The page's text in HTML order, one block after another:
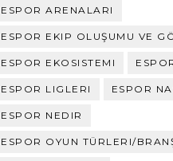
ESPOR ARENALARI
ESPOR EKIP OLUŞUMU VE
ESPOR EKOSISTEMI
ESPOR LIGLERI ESPOR
ESPOR NEDIR
ESPOR OYUN TÜRLERI/